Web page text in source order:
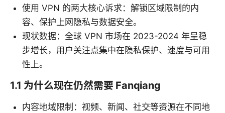
使用 VPN 的两大核心诉求：解锁区域限制的内
容、保护上网隐私与数据安全。
现状数据：全球 VPN 市场在 2023-2024 年呈稳
步增长，用户关注点集中在隐私保护、速度与可用
性上。
1.1 为什么现在仍然需要 Fanqiang
内容地域限制：视频、新闻、社交等资源在不同地